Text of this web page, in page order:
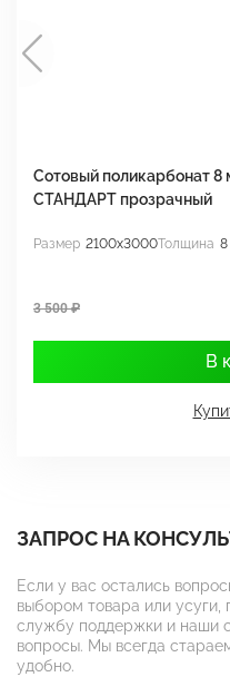
Сотовый поликарбонат
СТАНДАРТ прозрачный
Размер 2100x3000Толщина
3 500 ₽
В
ЗАПРОС НА
Если у вас остались
выбором товара или
службу поддержки и наши
вопросы. Мы всегда
удобно.